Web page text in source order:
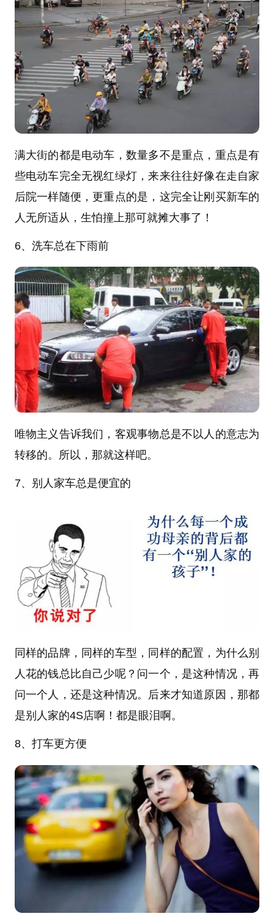
满大街的都是电动车，数量多不是重点，重点是有
些电动车完全无视红绿灯，来来往往好像在走自家
后院一样随便，更重点的是，这完全让刚买新车的
人无所适从，生怕撞上那可就摊大事了！
6、洗车总在下雨前
唯物主义告诉我们，客观事物总是不以人的意志为
转移的。所以，那就这样吧。
7、别人家车总是便宜的
同样的品牌，同样的车型，同样的配置，为什么别
人花的钱总比自己少呢？问一个，是这种情况，再
问一个人，还是这种情况。后来才知道原因，那都
是别人家的4S店啊！都是眼泪啊。
8、打车更方便